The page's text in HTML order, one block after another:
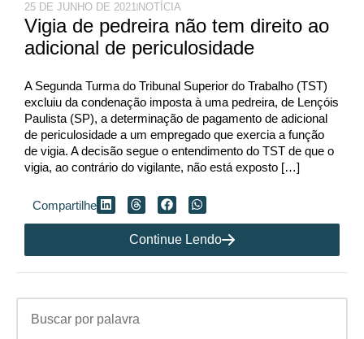
25 DE JUNHO DE 2021 NOTÍCIA
Vigia de pedreira não tem direito ao
adicional de periculosidade
A Segunda Turma do Tribunal Superior do Trabalho (TST)
excluiu da condenação imposta à uma pedreira, de Lençóis
Paulista (SP), a determinação de pagamento de adicional
de periculosidade a um empregado que exercia a função
de vigia. A decisão segue o entendimento do TST de que o
vigia, ao contrário do vigilante, não está exposto […]
Compartilhe
Continue Lendo